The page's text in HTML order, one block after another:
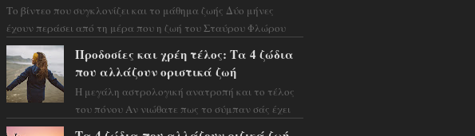
Το βίντεο που συγκλονίζει και το μάθημα ζωής Δύο μήνες
έχουν περάσει από τη μέρα που η ζωή του Σταύρου Φλώρου
άλλαξε για πάντα. Ο πρώην...Προδοσίες και χρέη τέλος: Τα 4 ζώδια
που αλλάζουν οριστικά ζωή
Η μεγάλη αστρολογική ανατροπή και το τέλος
του πόνου Αν νιώθατε πως το σύμπαν σάς έχει